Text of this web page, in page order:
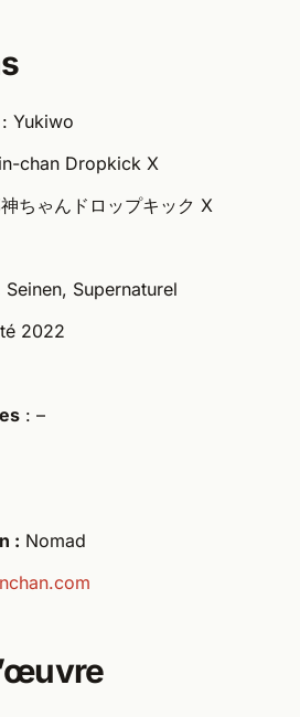
: Yukiwo
chan Dropkick X
ちゃんドロップキック X
Supernaturel
2022
: –
: Nomad